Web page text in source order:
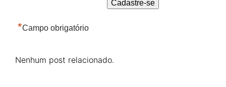
*Campo obrigatório
Nenhum post relacionado.